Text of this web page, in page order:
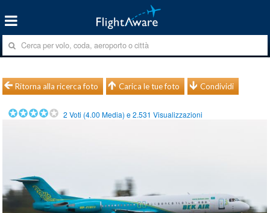
Ritorna alla ricerca foto Carica le tue foto Condividi
2 Voti (4.00 Media) e2.531 Visualizzazioni